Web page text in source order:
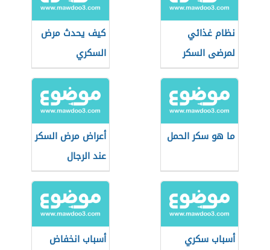
نظام غذائي
لمرضى السكر
كيف يحدث مرض
السكري
ما هو سكر الحمل
أعراض مرض السكر
عند الرجال
أسباب سكري
أسباب انخفاض